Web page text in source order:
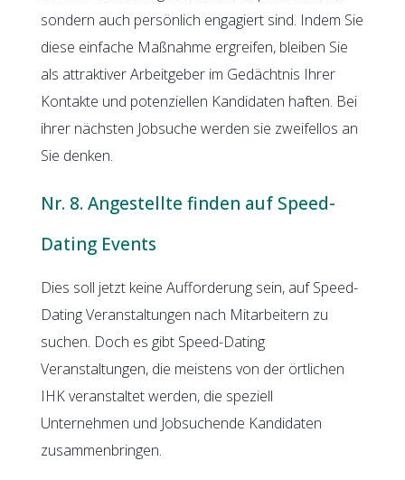
sondern auch persönlich engagiert sind. Indem Sie
diese einfache Maßnahme ergreifen, bleiben Sie
als attraktiver Arbeitgeber im Gedächtnis Ihrer
Kontakte und potenziellen Kandidaten haften. Bei
ihrer nächsten Jobsuche werden sie zweifellos an
Sie denken.
Nr. 8. Angestellte finden auf Speed-
Dating Events
Dies soll jetzt keine Aufforderung sein, auf Speed-
Dating Veranstaltungen nach Mitarbeitern zu
suchen. Doch es gibt Speed-Dating
Veranstaltungen, die meistens von der örtlichen
IHK veranstaltet werden, die speziell
Unternehmen und Jobsuchende Kandidaten
zusammenbringen.